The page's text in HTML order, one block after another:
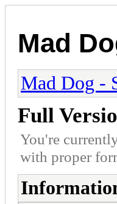
Mad
Mad Dog -
Full
You're
with proper